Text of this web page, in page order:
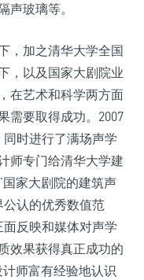
声玻璃等。
，加之清华大学全国
，以及国家大剧院业
在艺术和科学两方面
需要取得成功。2007
时进行了满场声学
师专门给清华大学建
家大剧院的建筑声
认的优秀数值范
反映和媒体对声学
效果获得真正成功的
师富有经验地认识